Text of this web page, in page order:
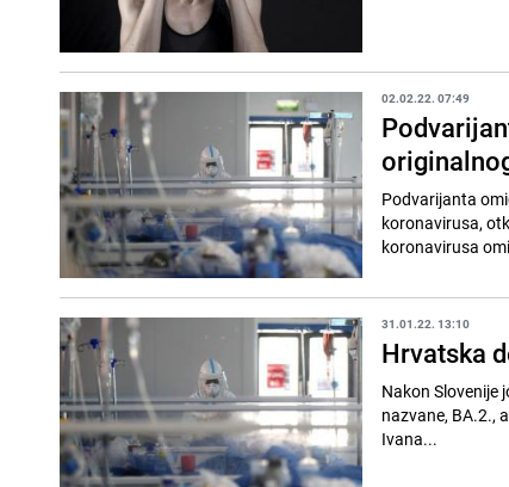
02.02.22. 07:49
Podvarijanta
koronavirusa,
koronavirusa
31.01.22. 13:10
Hrvatska
Nakon Slovenije
nazvane, BA.2.,
Ivana...